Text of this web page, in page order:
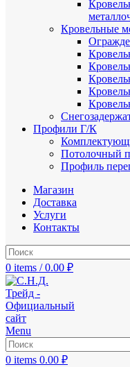
Кровельные
Профили Г/К
Потолочный
Профиль
Магазин
Доставка
Услуги
Контакты
0 items / 0.00 ₽
Menu
0 items 0.00 ₽